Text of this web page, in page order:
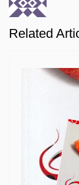
Related